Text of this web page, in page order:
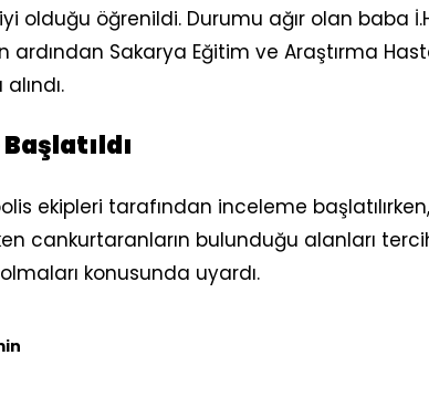
olduğu öğrenildi. Durumu ağır olan baba
ardından Sakarya Eğitim ve Araştırma
ekipleri tarafından inceleme
cankurtaranların bulunduğu alanları
konusunda uyardı.